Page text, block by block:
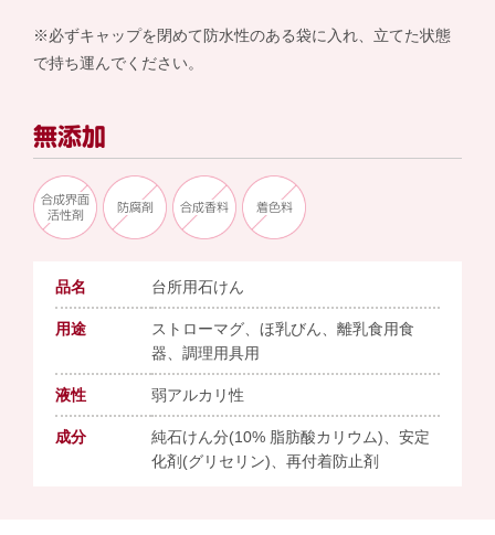
※必ずキャップを閉めて防水性のある袋に入れ、立てた状態
で持ち運んでください。
無添加
合成界面
活性剤
防腐剤 合成香料 着色料
品名 台所用石けん
用途
ストローマグ、ほ乳びん、離乳食用食
器、調理用具用
液性 弱アルカリ性
成分
純石けん分(10% 脂肪酸カリウム)、安定
化剤(グリセリン)、再付着防止剤